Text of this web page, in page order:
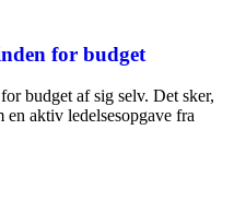
for budget
budget af sig selv. Det sker,
aktiv ledelsesopgave fra